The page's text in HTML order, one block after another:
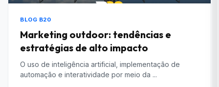
BLOG B20
Marketing outdoor: tendências e
estratégias de alto impacto
O uso de inteligência artificial, implementação de
automação e interatividade por meio da ...